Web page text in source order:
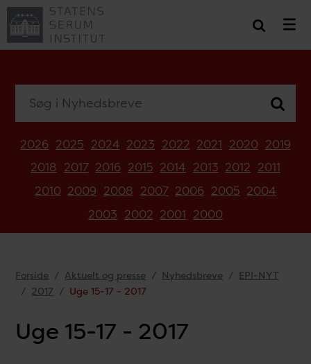
2026 2025 2024 2023 2022 2021 2020 2019
2018 2017 2016 2015 2014 2013 2012 2011
2010 2009 2008 2007 2006 2005 2004
2003 2002 2001 2000
Forside Aktuelt og presse Nyhedsbreve
EPI-NYT
2017
Uge 15-17 - 2017
Uge 15-17 - 2017